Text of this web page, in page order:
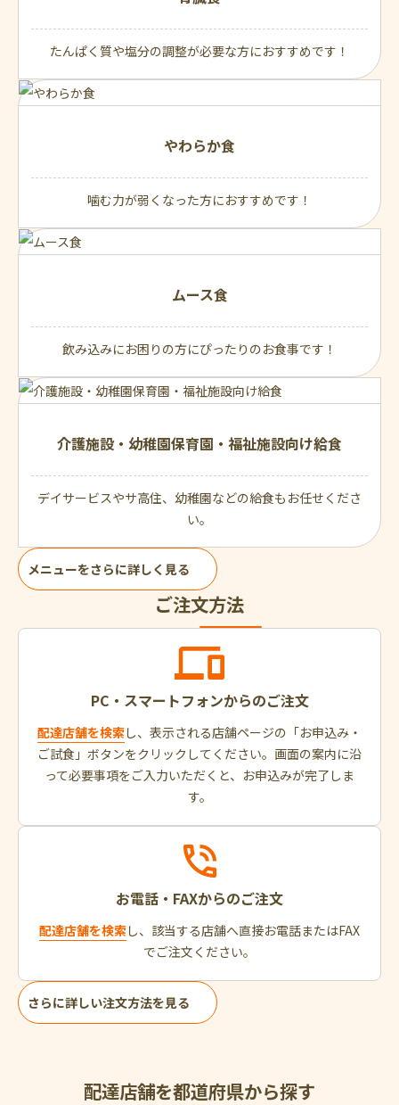
たんぱく質や塩分の調整が必要な方におすすめです！
やわらか食
噛む力が弱くなった方におすすめです！
ムース食
飲み込みにお困りの方にぴったりのお食事です！
介護施設・幼稚園保育園・福祉施設向け給食
デイサービスやサ高住、幼稚園などの給食もお任せくださ
い。
メニューをさらに詳しく見る
ご注文方法
PC・スマートフォンからのご注文
配達店舗を検索し、表示される店舗ページの「お申込み・
ご試食」ボタンをクリックしてください。画面の案内に沿
って必要事項をご入力いただくと、お申込みが完了しま
す。
お電話・FAXからのご注文
配達店舗を検索し、該当する店舗へ直接お電話またはFAX
でご注文ください。
さらに詳しい注文方法を見る
配達店舗を都道府県から探す